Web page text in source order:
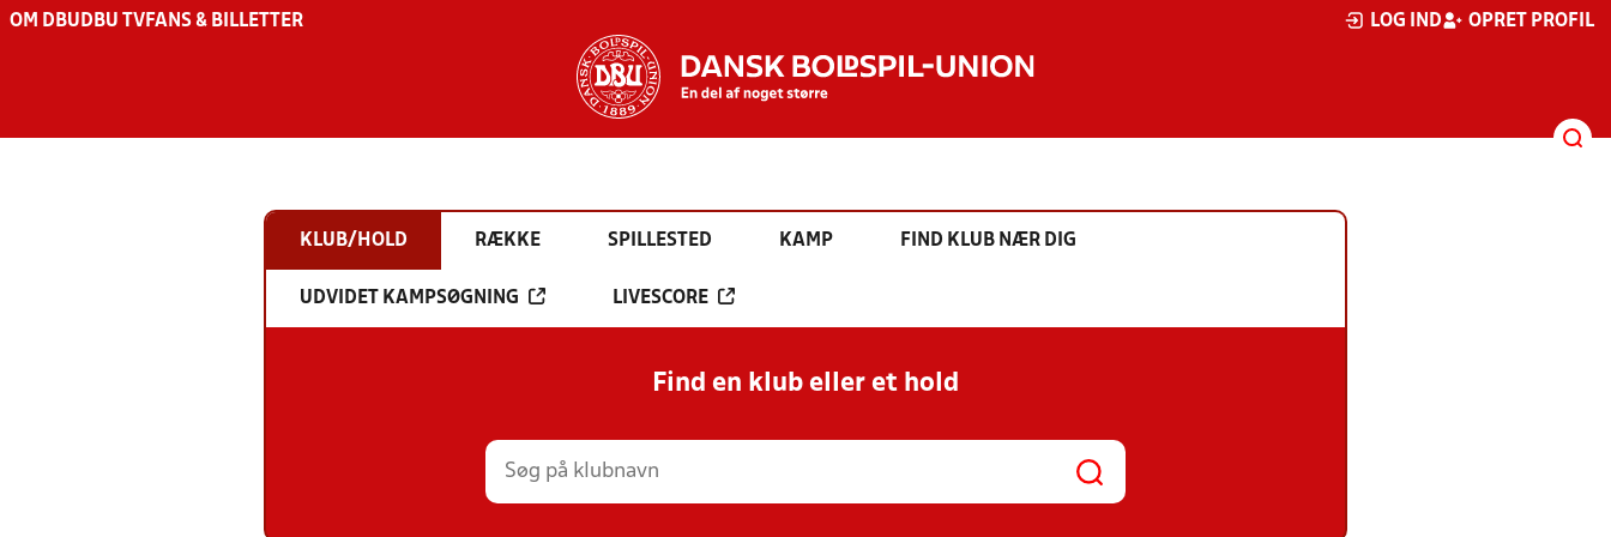
OM DBU DBU TV FANS & BILLETTER LOG IND OPRET PROFIL
KLUB/HOLD RÆKKE SPILLESTED KAMP FIND KLUB NÆR DIG
UDVIDET KAMPSØGNING LIVESCORE
Find en klub eller et hold